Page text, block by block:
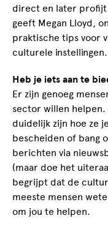
direct en later profijt
geeft Megan Lloyd,
praktische tips voor
culturele instellingen.
Heb je iets aan te
Er zijn genoeg
sector willen
duidelijk zijn hoe ze
bescheiden of bang
berichten via
(maar doe het
begrijpt dat de
meeste mensen
om jou te helpen.